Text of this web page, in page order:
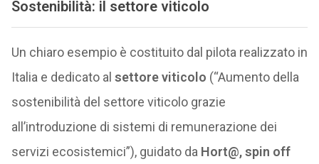
Sostenibilità: il settore viticolo
Un chiaro esempio è costituito dal pilota realizzato in
Italia e dedicato al settore viticolo (“Aumento della
sostenibilità del settore viticolo grazie
all’introduzione di sistemi di remunerazione dei
servizi ecosistemici”), guidato da Hort@, spin off